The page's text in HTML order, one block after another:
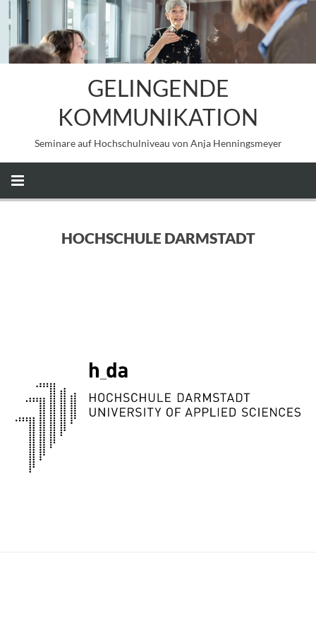
GELINGENDE
KOMMUNIKATION
Seminare auf Hochschulniveau von Anja Henningsmeyer
HOCHSCHULE DARMSTADT